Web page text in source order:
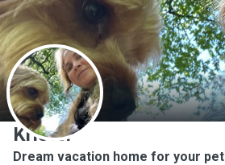
K
Kristel
Dream vacation home for your pet